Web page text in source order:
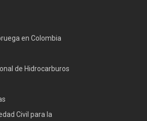
en Colombia
de Hidrocarburos
Civil para la